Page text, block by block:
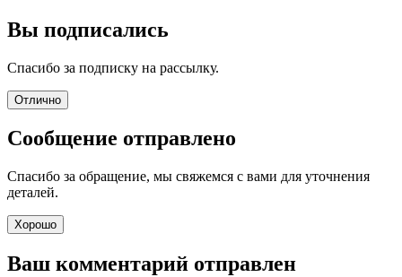
Вы подписались
Спасибо за подписку на рассылку.
Отлично
Сообщение отправлено
Спасибо за обращение, мы свяжемся с вами для уточнения
деталей.
Хорошо
Ваш комментарий отправлен